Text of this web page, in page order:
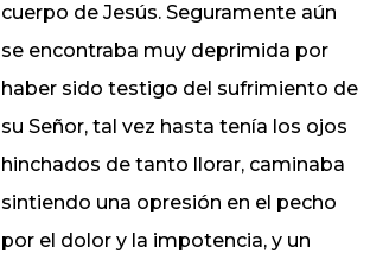
cuerpo de Jesús. Seguramente aún
se encontraba muy deprimida por
haber sido testigo del sufrimiento de
su Señor, tal vez hasta tenía los ojos
hinchados de tanto llorar, caminaba
sintiendo una opresión en el pecho
por el dolor y la impotencia, y un